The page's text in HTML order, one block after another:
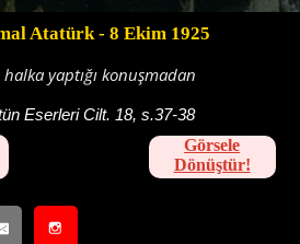
Atatürk- 8 Ekim 1925
yaptığı konuşmadan
Eserleri Cilt. 18, s.37-38
Görsele
Dönüştür!